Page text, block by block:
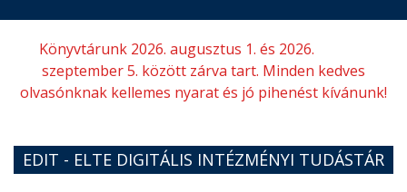
Könyvtárunk 2026. augusztus 1. és 2026.
szeptember 5. között zárva tart. Minden kedves
olvasónknak kellemes nyarat és jó pihenést kívánunk!
EDIT - ELTE DIGITÁLIS INTÉZMÉNYI TUDÁSTÁR